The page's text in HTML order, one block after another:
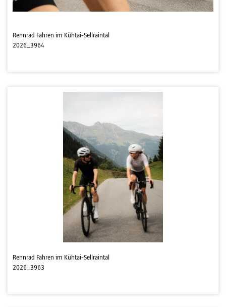
Rennrad Fahren im Kühtai-Sellraintal
2026_3964
Rennrad Fahren im Kühtai-Sellraintal
2026_3963